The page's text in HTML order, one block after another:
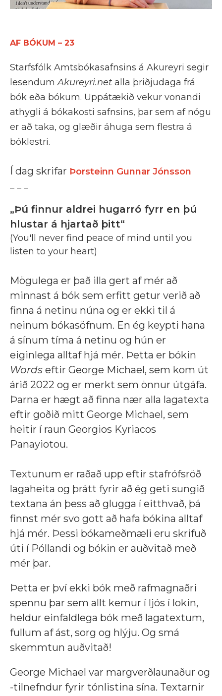
AF BÓKUM – 23
Starfsfólk Amtsbókasafnsins á Akureyri segir
lesendumAkureyri.net alla þriðjudaga frá
bók eða bókum. Uppátækið vekur vonandi
athygli á bókakosti safnsins, þar sem af nógu
er að taka, og glæðir áhuga sem flestra á
bóklestri.
Í dag skrifar Þorsteinn Gunnar Jónsson
„Þú finnur aldrei hugarró fyrr en þú
hlustar á hjartað þitt“
(You'll never find peace of mind until you
listen to your heart)
Mögulega er það illa gert af mér að
minnast á bók sem erfitt getur verið að
finna á netinu núna og er ekki til á
neinum bókasöfnum. En ég keypti hana
á sínum tíma á netinu og hún er
eiginlega alltaf hjá mér. Þetta er bókin
Words eftir George Michael, sem kom út
árið 2022 og er merkt sem önnur útgáfa.
Þarna er hægt að finna nær alla lagatexta
eftir goðið mitt George Michael, sem
heitir í raun Georgios Kyriacos
Panayiotou.
Textunum er raðað upp eftir stafrófsröð
lagaheita og þrátt fyrir að ég geti sungið
textana án þess að glugga í eitthvað, þá
finnst mér svo gott að hafa bókina alltaf
hjá mér. Þessi bókameðmæli eru skrifuð
úti í Póllandi og bókin er auðvitað með
mér þar.
Þetta er því ekki bók með rafmagnaðri
spennu þar sem allt kemur í ljós í lokin,
heldur einfaldlega bók með lagatextum,
fullum af ást, sorg og hlýju. Og smá
skemmtun auðvitað!
George Michael var margverðlaunaður og
-tilnefndur fyrir tónlistina sína. Textarnir